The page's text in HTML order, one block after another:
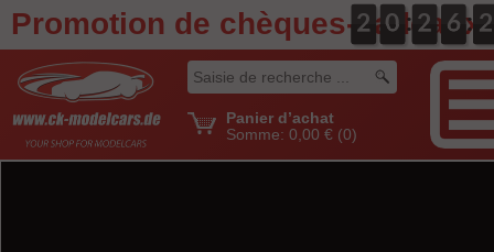
Promotion de chèques-cadeaux
0
2
2 0
0
0 : 0
2
2 0
6
6 : 3
2
2
Panier d’achat
Somme: 0,00 € (0)